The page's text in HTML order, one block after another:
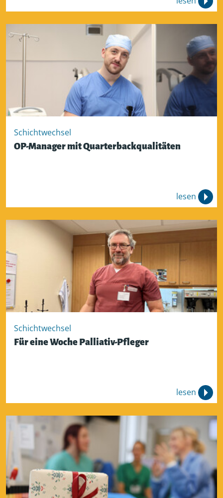
Schichtwechsel
OP-Manager mit Quarterbackqualitäten
lesen
Schichtwechsel
Für eine Woche Palliativ-Pfleger
lesen